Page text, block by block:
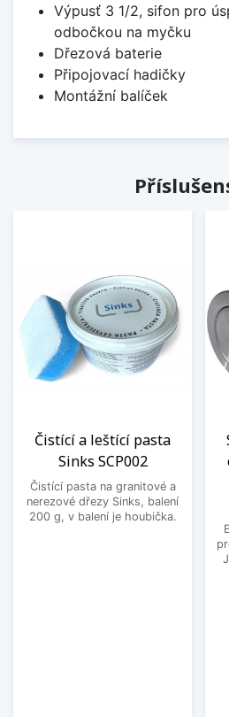
Výpusť 3 1/2, sifon pro
odbočkou na myčku
Dřezová baterie
Připojovací hadičky
Montážní balíček
Čistící a leštící pasta
Sinks SCP002
Čistící pasta na granitové a
nerezové dřezy Sinks, balení
200 g, v balení je houbička.